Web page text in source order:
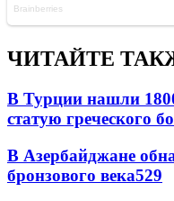
ЧИТАЙТЕ
В Турции нашли
статую греческого
В Азербайджане
бронзового века529